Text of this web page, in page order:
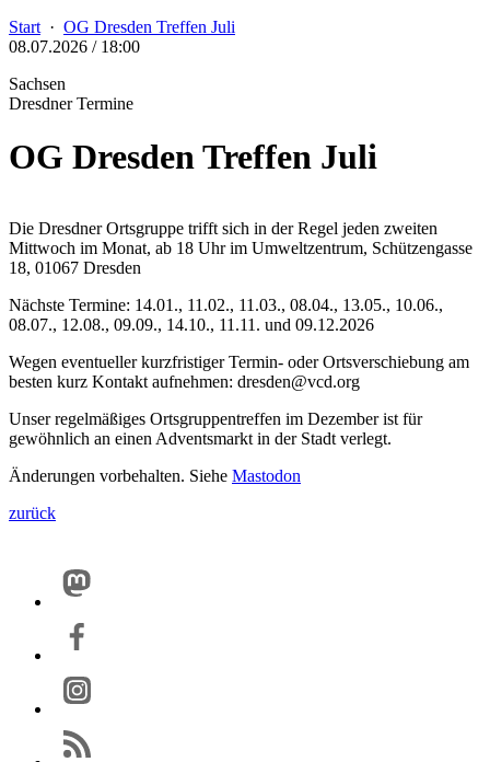
Start · OG Dresden Treffen Juli
08.07.2026 / 18:00
Sachsen
Dresdner Termine
OG Dresden Treffen Juli
Die Dresdner Ortsgruppe trifft sich in der Regel jeden zweiten
Mittwoch im Monat, ab 18 Uhr im Umweltzentrum, Schützengasse
18, 01067 Dresden
Nächste Termine: 14.01., 11.02., 11.03., 08.04., 13.05., 10.06.,
08.07., 12.08., 09.09., 14.10., 11.11. und 09.12.2026
Wegen eventueller kurzfristiger Termin- oder Ortsverschiebung am
besten kurz Kontakt aufnehmen: dresden@vcd.org
Unser regelmäßiges Ortsgruppentreffen im Dezember ist für
gewöhnlich an einen Adventsmarkt in der Stadt verlegt.
Änderungen vorbehalten. Siehe Mastodon
zurück